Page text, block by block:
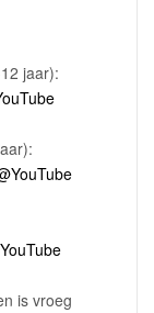
jaar):
is vroeg